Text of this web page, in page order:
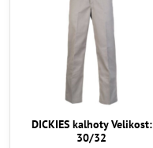
DICKIES kalhoty Velikost:
30/32